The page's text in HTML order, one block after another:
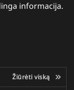
informacija.
Žiūrėti viską